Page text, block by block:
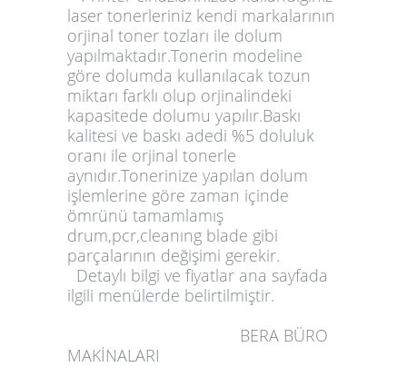
laser tonerleriniz kendi markalarının
orjinal toner tozları ile dolum
yapılmaktadır.Tonerin modeline
göre dolumda kullanılacak tozun
miktarı farklı olup orjinalindeki
kapasitede dolumu yapılır.Baskı
kalitesi ve baskı adedi %5 doluluk
oranı ile orjinal tonerle
aynıdır.Tonerinize yapılan dolum
işlemlerine göre zaman içinde
ömrünü tamamlamış
drum,pcr,cleanıng blade gibi
parçalarının değişimi gerekir.
Detaylı bilgi ve fiyatlar ana sayfada
ilgili menülerde belirtilmiştir.
BERA BÜRO
MAKİNALARI